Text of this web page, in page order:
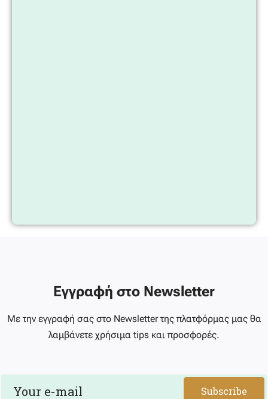
Εγγραφή στο Newsletter
Με την εγγραφή σας στο Newsletter της πλατφόρμας μας θα
λαμβάνετε χρήσιμα tips και προσφορές.
Subscribe